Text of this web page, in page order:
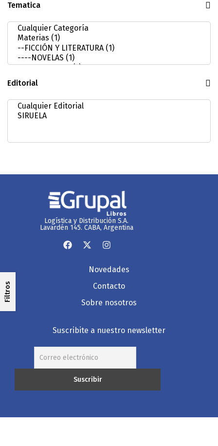
Tematica
Editorial
Filtros
Logística y Distribución S.A.
Lavardén 145. CABA, Argentina
Novedades
Contacto
Sobre nosotros
Suscribite a nuestro newsletter